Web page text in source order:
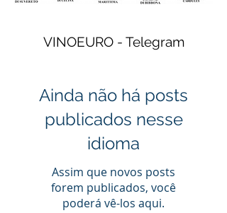
VINOEURO - Telegram
Ainda não há posts
publicados nesse
idioma
Assim que novos posts
forem publicados, você
poderá vê-los aqui.